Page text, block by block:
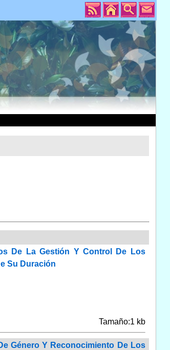
De La Gestión Y Control De Los
Su Duración
Tamaño:1 kb
Género Y Reconocimiento De Los